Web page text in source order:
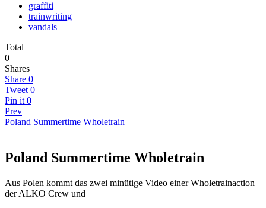
graffiti
trainwriting
vandals
Total
0
Shares
Share 0
Tweet 0
Pin it 0
Prev
Poland Summertime Wholetrain
Poland Summertime Wholetrain
Aus Polen kommt das zwei minütige Video einer Wholetrainaction
der ALKO Crew und